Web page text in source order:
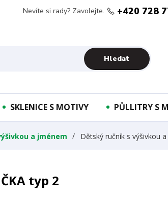
Hledat
Nevíte si rady? Zavolejte. +420 728
SKLENICE S MOTIVY PŮLLITRY S
a jménem Dětský ručník s výšivkou
typ 2